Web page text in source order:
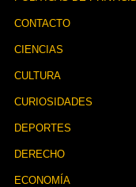
CONTACTO
CIENCIAS
CULTURA
CURIOSIDADES
DEPORTES
DERECHO
ECONOMÍA